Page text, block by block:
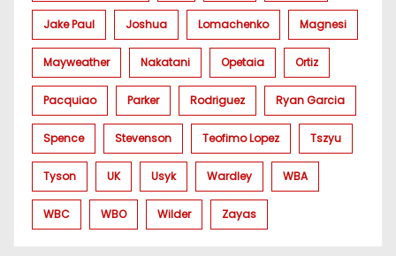
Jake Paul Joshua Lomachenko Magnesi
Mayweather Nakatani Opetaia Ortiz
Pacquiao Parker Rodriguez Ryan Garcia
Spence Stevenson Teofimo Lopez Tszyu
Tyson UK Usyk Wardley WBA
WBC WBO Wilder Zayas